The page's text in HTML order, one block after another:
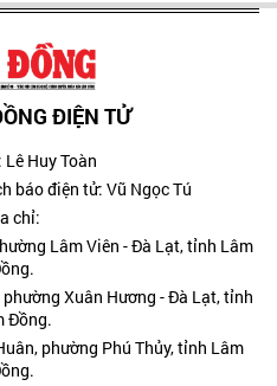
ĐIỆN TỬ
Huy Toàn
báo điện tử: Vũ Ngọc Tú
chỉ:
Lâm Viên - Đà Lạt, tỉnh Lâm
Xuân Hương - Đà Lạt, tỉnh
Đồng.
phường Phú Thủy, tỉnh Lâm